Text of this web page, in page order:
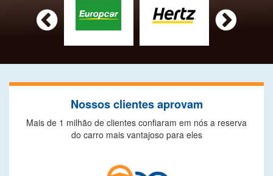
 
Nossos clientes aprovam
Mais de 1 milhão de clientes confiaram em nós a reserva
do carro mais vantajoso para eles